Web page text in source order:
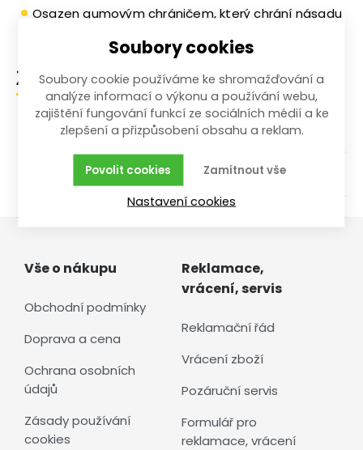
Osazen gumovým chráničem, který chrání násadu
Zařazení zboží
bazar
/ Zahradní nářadí Sekery, kalače, klíny
Vše o nákupu
Obchodní podmínky
Doprava a cena
Ochrana osobních
údajů
Zásady používání
cookies
Reklamace,
vrácení, servis
Reklamační řád
Vrácení zboží
Pozáruční servis
Formulář pro
reklamace, vrácení
Soubory cookies
Soubory cookie používáme ke shromažďování a
analýze informací o výkonu a používání webu,
zajištění fungování funkcí ze sociálních médií a ke
zlepšení a přizpůsobení obsahu a reklam.
Zamítnout vše
Povolit cookies
Nastavení cookies